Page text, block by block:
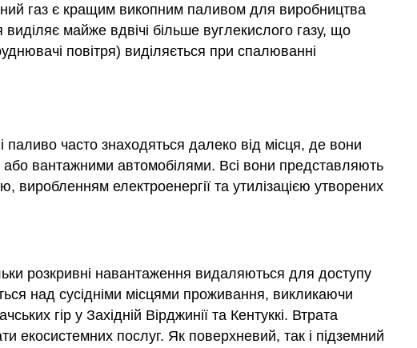
газ є кращим викопним паливом для виробництва
майже вдвічі більше вуглекислого газу, що
повітря) виділяється при спалюванні
часто знаходяться далеко від місця, де вони
або вантажними автомобілями. Всі вони представляють
виробленням електроенергії та утилізацією утворених
розкривні навантаження видаляються для доступу
над сусідніми місцями проживання, викликаючи
гір у Західній Вірджинії та Кентуккі. Втрата
екосистемних послуг. Як поверхневий, так і підземний